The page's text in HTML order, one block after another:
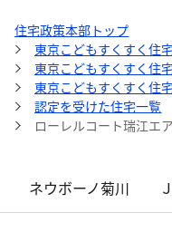
住宅政策本部トップ
東京こどもすくすく住
東京こどもすくすく住宅
東京こどもすくすく住
認定を受けた住宅一覧
ローレルコート瑞江エ
ネウボーノ菊川